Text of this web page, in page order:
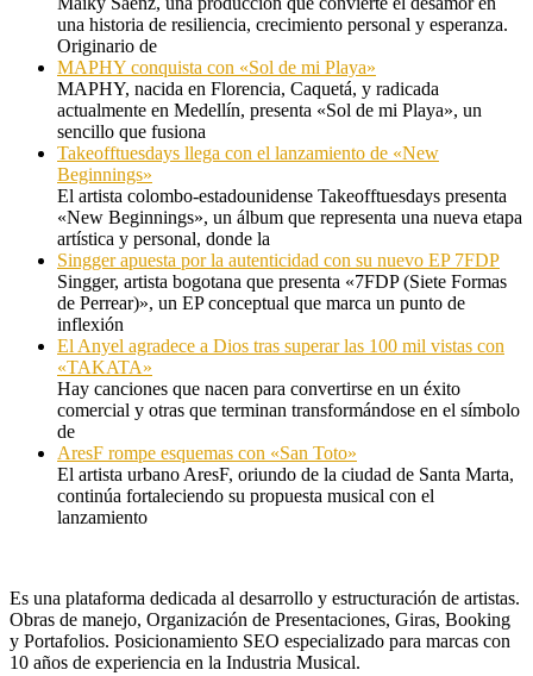
una historia de resiliencia, crecimiento personal y esperanza.
Originario de
MAPHY conquista con «Sol de mi Playa»
MAPHY, nacida en Florencia, Caquetá, y radicada
actualmente en Medellín, presenta «Sol de mi Playa», un
sencillo que fusiona
Takeofftuesdays llega con el lanzamiento de «New
Beginnings»
El artista colombo-estadounidense Takeofftuesdays presenta
«New Beginnings», un álbum que representa una nueva etapa
artística y personal, donde la
Singger apuesta por la autenticidad con su nuevo EP 7FDP
Singger, artista bogotana que presenta «7FDP (Siete Formas
de Perrear)», un EP conceptual que marca un punto de
inflexión
El Anyel agradece a Dios tras superar las 100 mil vistas con
«TAKATA»
Hay canciones que nacen para convertirse en un éxito
comercial y otras que terminan transformándose en el símbolo
de
AresF rompe esquemas con «San Toto»
El artista urbano AresF, oriundo de la ciudad de Santa Marta,
continúa fortaleciendo su propuesta musical con el
lanzamiento
Es una plataforma dedicada al desarrollo y estructuración de artistas.
Obras de manejo, Organización de Presentaciones, Giras, Booking
y Portafolios. Posicionamiento SEO especializado para marcas con
10 años de experiencia en la Industria Musical.